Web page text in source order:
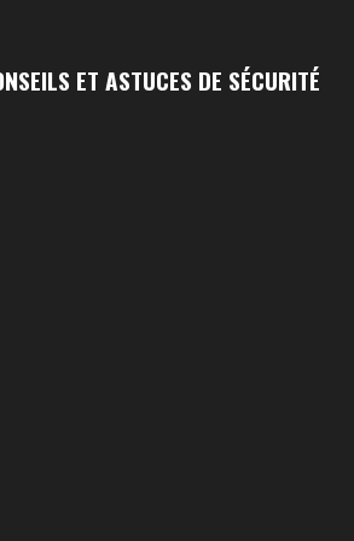
ET ASTUCES DE SÉCURITÉ